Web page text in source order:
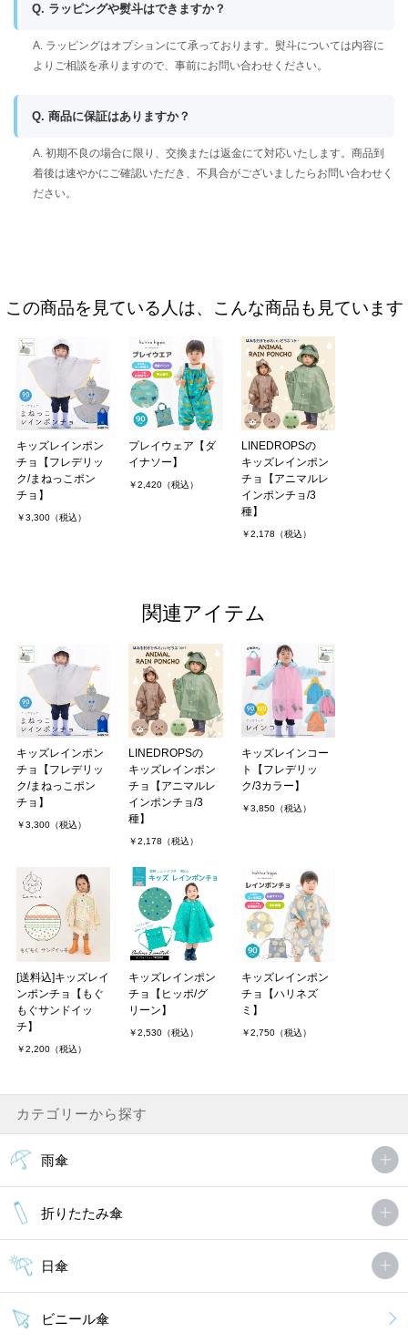
Q. ラッピングや熨斗はできますか？
A. ラッピングはオプションにて承っております。熨斗については内容に
よりご相談を承りますので、事前にお問い合わせください。
Q. 商品に保証はありますか？
A. 初期不良の場合に限り、交換または返金にて対応いたします。商品到
着後は速やかにご確認いただき、不具合がございましたらお問い合わせく
ださい。
この商品を見ている人は、こんな商品も見ています
キッズレインポン
チョ【フレデリッ
ク/まねっこポン
チョ】
￥3,300（税込）
プレイウェア【ダ
イナソー】
￥2,420（税込）
LINEDROPSの
キッズレインポン
チョ【アニマルレ
インポンチョ/3
種】
￥2,178（税込）
関連アイテム
キッズレインポン
チョ【フレデリッ
ク/まねっこポン
チョ】
￥3,300（税込）
LINEDROPSの
キッズレインポン
チョ【アニマルレ
インポンチョ/3
種】
￥2,178（税込）
キッズレインコー
ト【フレデリッ
ク/3カラー】
￥3,850（税込）
[送料込]キッズレイ
ンポンチョ【もぐ
もぐサンドイッ
チ】
￥2,200（税込）
キッズレインポン
チョ【ヒッポ/グ
リーン】
￥2,530（税込）
キッズレインポン
チョ【ハリネズ
ミ】
￥2,750（税込）
カテゴリーから探す
雨傘
折りたたみ傘
日傘
ビニール傘